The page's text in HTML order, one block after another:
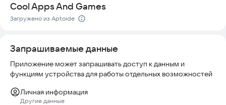
Cool Apps And Games
Загружено из Aptoide
Запрашиваемые данные
Приложение может запрашивать доступ к данным и
функциям устройства для работы отдельных возможностей
Личная информация
Другие данные